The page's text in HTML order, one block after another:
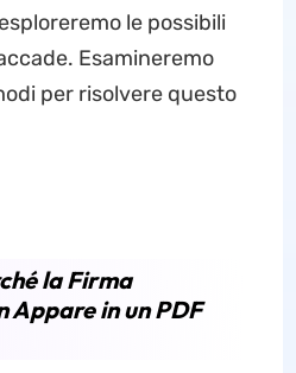
le possibili
Esamineremo
per risolvere questo
la Firma
Appare in un PDF